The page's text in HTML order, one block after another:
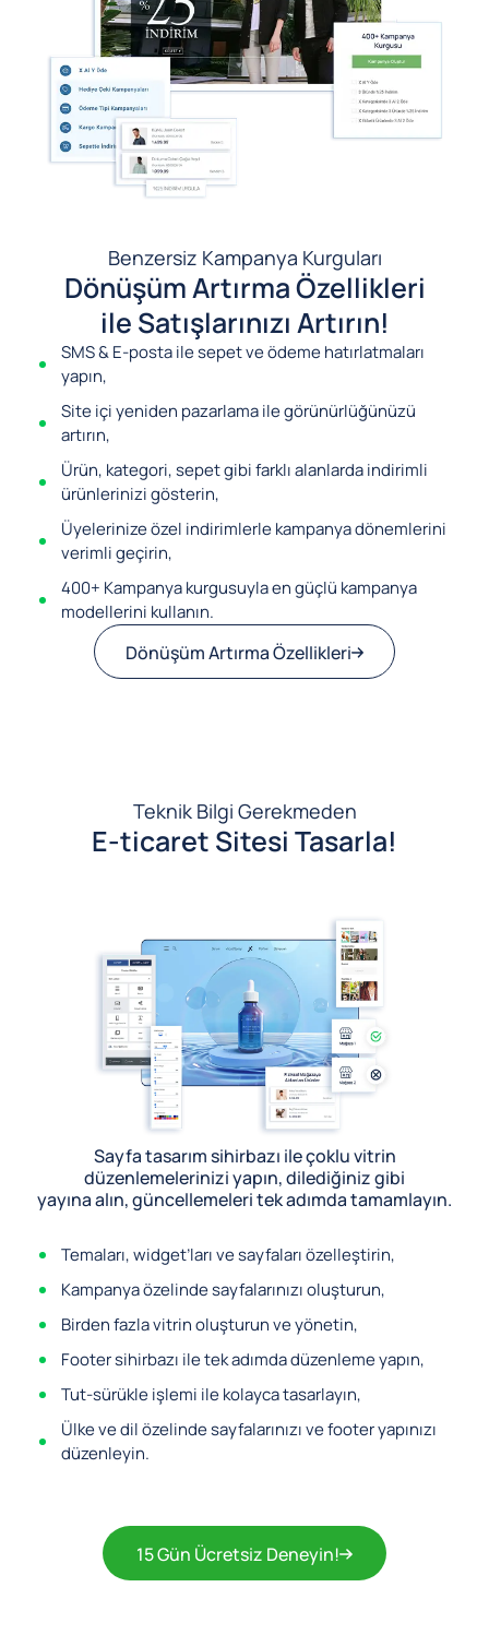
Benzersiz Kampanya Kurguları
Dönüşüm Artırma Özellikleri
ile Satışlarınızı Artırın!
SMS & E-posta ile sepet ve ödeme hatırlatmaları
yapın,
Site içi yeniden pazarlama ile görünürlüğünüzü
artırın,
Ürün, kategori, sepet gibi farklı alanlarda indirimli
ürünlerinizi gösterin,
Üyelerinize özel indirimlerle kampanya dönemlerini
verimli geçirin,
400+ Kampanya kurgusuyla en güçlü kampanya
modellerini kullanın.
Dönüşüm Artırma Özellikleri
Teknik Bilgi Gerekmeden
E-ticaret Sitesi Tasarla!
Sayfa tasarım sihirbazı ile çoklu vitrin
düzenlemelerinizi yapın, dilediğiniz gibi
yayına alın, güncellemeleri tek adımda tamamlayın.
Temaları, widget’ları ve sayfaları özelleştirin,
Kampanya özelinde sayfalarınızı oluşturun,
Birden fazla vitrin oluşturun ve yönetin,
Footer sihirbazı ile tek adımda düzenleme yapın,
Tut-sürükle işlemi ile kolayca tasarlayın,
Ülke ve dil özelinde sayfalarınızı ve footer yapınızı
düzenleyin.
15 Gün Ücretsiz Deneyin!